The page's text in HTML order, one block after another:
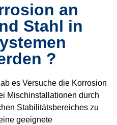
an
Stahl in
?
es Versuche die Korrosion
Mischinstallationen durch
Stabilitätsbereiches zu
geeignete